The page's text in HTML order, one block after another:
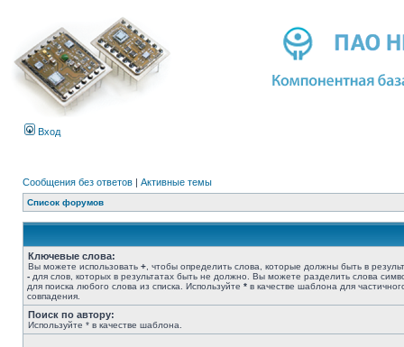
Вход
Сообщения без ответов | Активные темы
Список форумов
Ключевые слова:
Вы можете использовать + , чтобы определить слова, которые должны быть в
- для слов, которых в результатах быть не должно. Вы можете разделить слова
для поиска любого слова из списка. Используйте * в качестве шаблона для
совпадения.
Поиск по автору:
Используйте * в качестве шаблона.